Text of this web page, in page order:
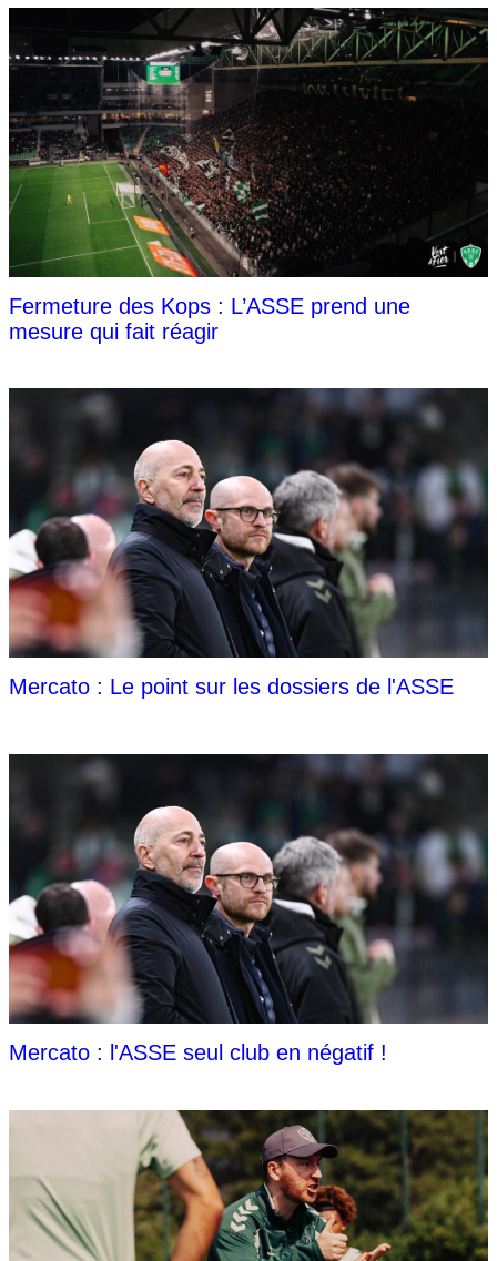
Fermeture des Kops : L’ASSE prend une
mesure qui fait réagir
Mercato : Le point sur les dossiers de l'ASSE
Mercato : l'ASSE seul club en négatif !